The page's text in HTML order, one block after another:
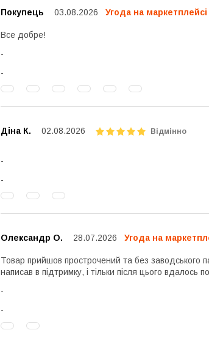
Покупець 03.08.2026 Угода на
Все добре!
Діна К. 02.08.2026 Відмінно
Олександр О. 28.07.2026 Угода на
Товар прийшов прострочений та без заводського
написав в підтримку, і тільки після цього